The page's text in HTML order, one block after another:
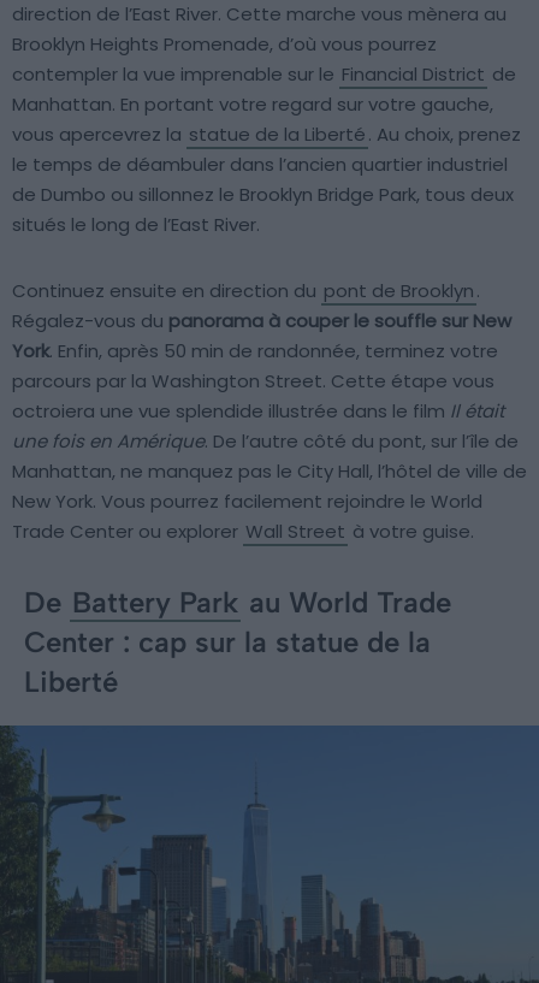
direction de l’East River. Cette marche vous mènera au
Brooklyn Heights Promenade, d’où vous pourrez
contempler la vue imprenable sur le Financial District de
Manhattan. En portant votre regard sur votre gauche,
vous apercevrez la statue de la Liberté. Au choix, prenez
le temps de déambuler dans l’ancien quartier industriel
de Dumbo ou sillonnez le Brooklyn Bridge Park, tous deux
situés le long de l’East River.
Continuez ensuite en direction du pont de Brooklyn.
Régalez-vous du panorama à couper le souffle sur New
York. Enfin, après 50 min de randonnée, terminez votre
parcours par la Washington Street. Cette étape vous
octroiera une vue splendide illustrée dans le film Il était
une fois en Amérique. De l’autre côté du pont, sur l’île de
Manhattan, ne manquez pas le City Hall, l’hôtel de ville de
New York. Vous pourrez facilement rejoindre le World
Trade Center ou explorer Wall Street à votre guise.
De Battery Park au World Trade
Center : cap sur la statue de la
Liberté